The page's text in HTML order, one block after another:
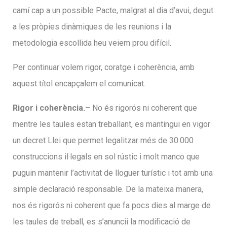
camí cap a un possible Pacte, malgrat al dia d’avui, degut
a les pròpies dinàmiques de les reunions i la
metodologia escollida heu veiem prou difícil.
Per continuar volem rigor, coratge i coherència, amb
aquest títol encapçalem el comunicat.
Rigor i coherència.– No és rigorós ni coherent que
mentre les taules estan treballant, es mantingui en vigor
un decret Llei que permet legalitzar més de 30.000
construccions il·legals en sol rústic i molt manco que
puguin mantenir l’activitat de lloguer turístic i tot amb una
simple declaració responsable. De la mateixa manera,
nos és rigorós ni coherent que fa pocs dies al marge de
les taules de treball, es s’anuncii la modificació de